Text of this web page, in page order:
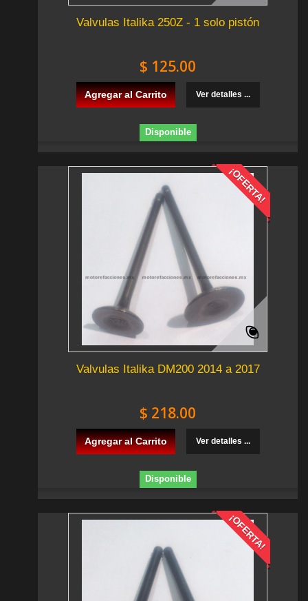
Valvulas Italika 250Z - 1 solo pistón
$ 125.00
Agregar al Carrito Ver detalles ...
Disponible
¡OFERTA!
Valvulas Italika DM200 2014 a 2017
$ 218.00
Agregar al Carrito Ver detalles ...
Disponible
¡OFERTA!